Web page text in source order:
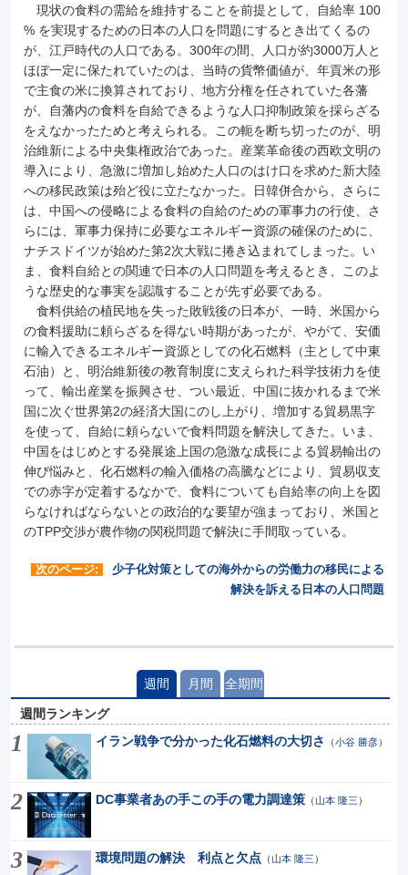
現状の食料の需給を維持することを前提として、自給率 100
% を実現するための日本の人口を問題にするとき出てくるの
が、江戸時代の人口である。300年の間、人口が約3000万人と
ほぼ一定に保たれていたのは、当時の貨幣価値が、年貢米の形
で主食の米に換算されており、地方分権を任されていた各藩
が、自藩内の食料を自給できるような人口抑制政策を採らざる
をえなかったためと考えられる。この軛を断ち切ったのが、明
治維新による中央集権政治であった。産業革命後の西欧文明の
導入により、急激に増加し始めた人口のはけ口を求めた新大陸
への移民政策は殆ど役に立たなかった。日韓併合から、さらに
は、中国への侵略による食料の自給のための軍事力の行使、さ
らには、軍事力保持に必要なエネルギー資源の確保のために、
ナチスドイツが始めた第2次大戦に捲き込まれてしまった。い
ま、食料自給との関連で日本の人口問題を考えるとき、このよ
うな歴史的な事実を認識することが先ず必要である。
食料供給の植民地を失った敗戦後の日本が、一時、米国から
の食料援助に頼らざるを得ない時期があったが、やがて、安価
に輸入できるエネルギー資源としての化石燃料（主として中東
石油）と、明治維新後の教育制度に支えられた科学技術力を使
って、輸出産業を振興させ、つい最近、中国に抜かれるまで米
国に次ぐ世界第2の経済大国にのし上がり、増加する貿易黒字
を使って、自給に頼らないで食料問題を解決してきた。いま、
中国をはじめとする発展途上国の急激な成長による貿易輸出の
伸び悩みと、化石燃料の輸入価格の高騰などにより、貿易収支
での赤字が定着するなかで、食料についても自給率の向上を図
らなければならないとの政治的な要望が強まっており、米国と
のTPP交渉が農作物の関税問題で解決に手間取っている。
次のページ:
少子化対策としての海外からの労働力の移民による
解決を訴える日本の人口問題
週間 月間 全期間
週間ランキング
イラン戦争で分かった化石燃料の大切さ
（小谷 勝彦）
DC事業者あの手この手の電力調達策（山本 隆三 ）
環境問題の解決 利点と欠点 （山本 隆三 ）